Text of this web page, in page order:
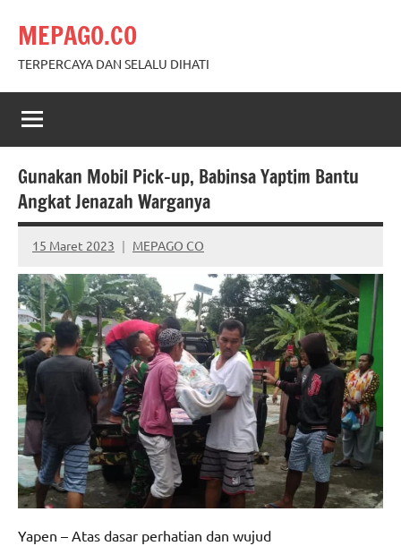
content
MEPAGO.CO
TERPERCAYA DAN SELALU DIHATI
Gunakan Mobil Pick-up, Babinsa Yaptim Bantu
Angkat Jenazah Warganya
15 Maret 2023 MEPAGO CO
No
comments
Yapen – Atas dasar perhatian dan wujud